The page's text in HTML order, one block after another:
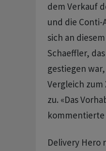
dem Verkauf
und die Conti-
sich an
Schaeffler,
gestiegen
Vergleich zum
zu. «Das
kommentierte
Delivery Hero